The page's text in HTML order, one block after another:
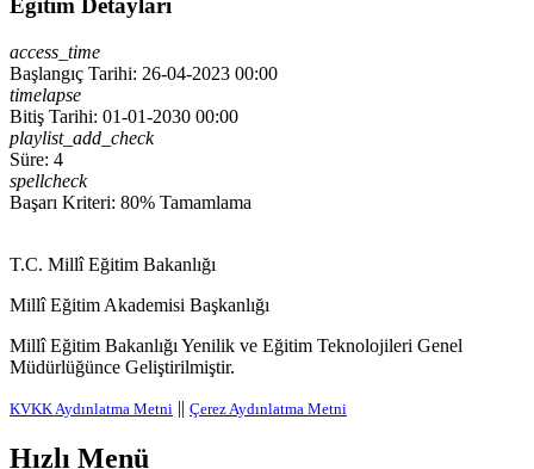
Eğitim Detayları
access_time
Başlangıç Tarihi: 26-04-2023 00:00
timelapse
Bitiş Tarihi: 01-01-2030 00:00
playlist_add_check
Süre: 4
spellcheck
Başarı Kriteri: 80% Tamamlama
T.C. Millî Eğitim Bakanlığı
Millî Eğitim Akademisi Başkanlığı
Millî Eğitim Bakanlığı Yenilik ve Eğitim Teknolojileri Genel
Müdürlüğünce Geliştirilmiştir.
KVKK Aydınlatma Metni || Çerez Aydınlatma Metni
Hızlı Menü